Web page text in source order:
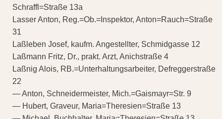
Schraffl=Straße 13a
Lasser Anton, Reg.=Ob.=Inspektor, Anton=Rauch=Straße
31
Laßleben Josef, kaufm. Angestellter, Schmidgasse 12
Laßmann Fritz, Dr., prakt. Arzt, Anichstraße 4
Laßnig Alois, RB.=Unterhaltungsarbeiter, Defreggerstraße
22
— Anton, Schneidermeister, Mich.=Gaismayr=Str. 9
— Hubert, Graveur, Maria=Theresien=Straße 13